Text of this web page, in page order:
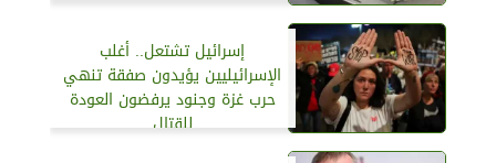
إسرائيل تشتعل.. أغلب
الإسرائيليين يؤيدون صفقة تنهي
حرب غزة وجنود يرفضون العودة
للقتال